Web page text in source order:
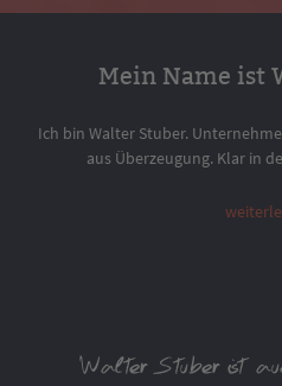
Mein Name ist
Ich bin Walter Stuber.
aus Überzeugung. Klar in
Walter Stuber ist